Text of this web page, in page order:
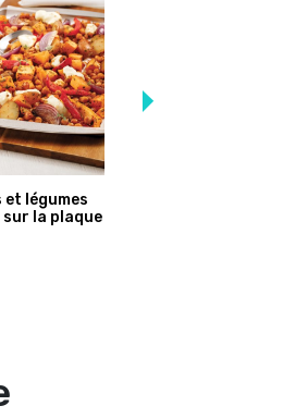
et légumes
la plaque